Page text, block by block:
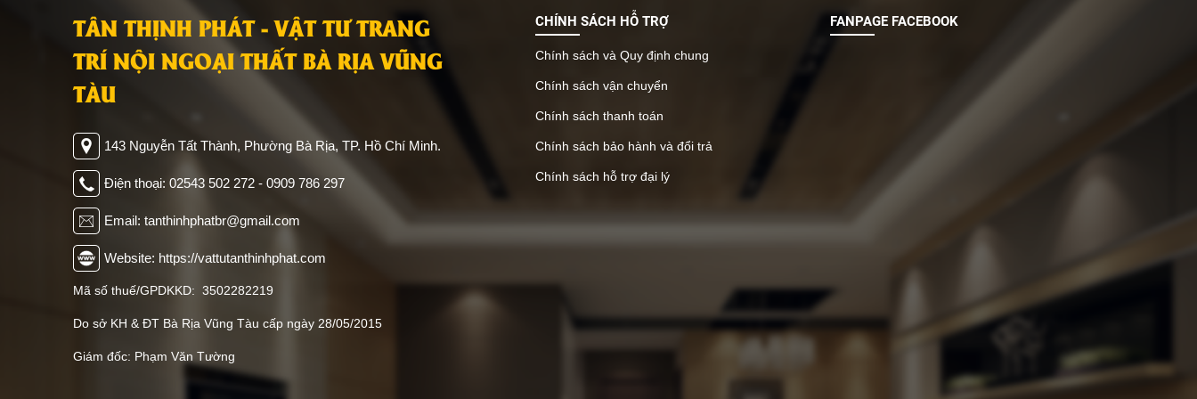
gian sống của bạn. Với thiết kế hiện
đại và thanh lịch, là lựa chọn lý tưởng
để trang trí, mang lại sự sang trọng và
đẳng cấp cho ngôi nhà.
khác nhau. Trong bài viết này, chúng
ta sẽ tìm hiểu về các loại vật liệu
làm sàn gác lửng đang được ưa
chuộng nhất hiện nay.
Composite TGI, kết hợp giữa bột gỗ,
nhựa và các phụ gia khác qua công
nghệ ép đùn tiên tiến. Điều này không
mà còn đảm bảo tính năng vượt trội
cho các ứng dụng nội thất.
liệu ốp tường Bà Rịa Vũng Tàu, khách
ốp TGI do Tân Thịnh Phát phân phối
chống ẩm, chống nước, độ bền cao,
dễ vệ sinh và phù hợp với điều kiện
đẹp, bền và tối ưu chi phí cho nhiều
TÂN THỊNH PHÁT - VẬT TƯ TRANG
TRÍ NỘI NGOẠI THẤT BÀ RỊA VŨNG
TÀU
143 Nguyễn Tất Thành, Phường Bà Rịa, TP. Hồ Chí Minh.
Điện thoại: 02543 502 272 - 0909 786 297
Email: tanthinhphatbr@gmail.com
Website: https://vattutanthinhphat.com
Mã số thuế/GPDKKD: 3502282219
Do sở KH & ĐT Bà Rịa Vũng Tàu cấp ngày 28/05/2015
Giám đốc: Phạm Văn Tường
CHÍNH SÁCH HỖ TRỢ
Chính sách và Quy định chung
Chính sách vận chuyển
Chính sách thanh toán
Chính sách bảo hành và đổi trả
Chính sách hỗ trợ đại lý
FANPAGE FACEBOOK